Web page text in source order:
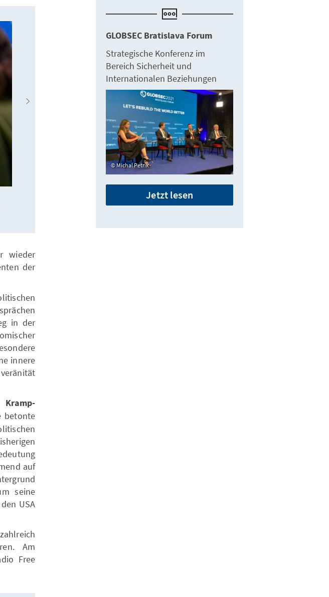
wieder
der
in der
innere
betonte
auf
seine
USA
Am
Free
GLOBSEC Bratislava Forum
Strategische Konferenz im
Bereich Sicherheit und
Internationalen Beziehungen
Michal Petrík
Jetzt lesen